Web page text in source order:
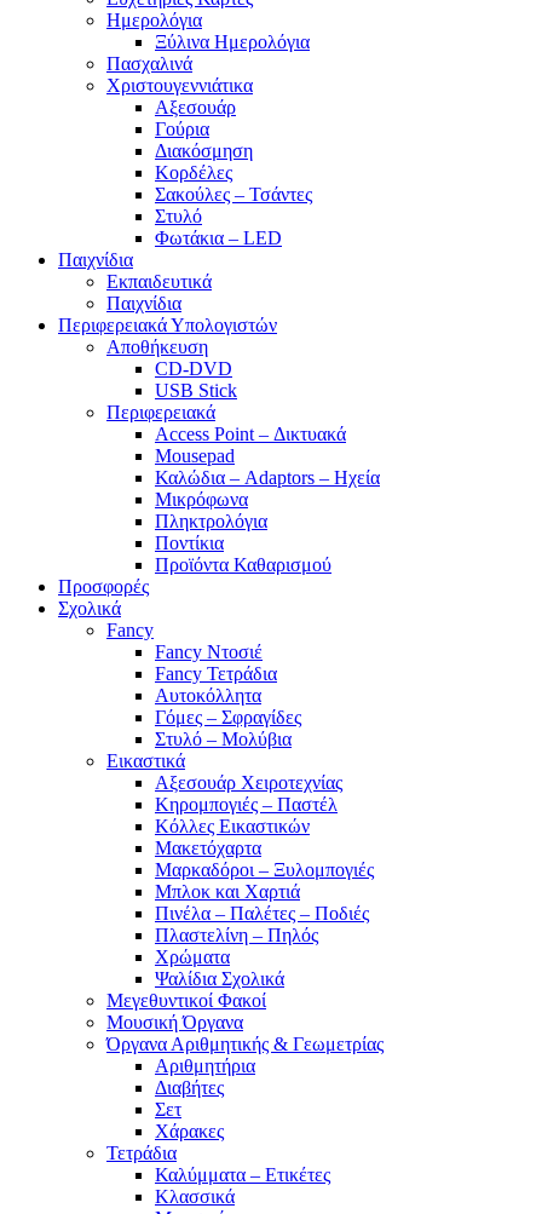
Ημερολόγια
Ξύλινα Ημερολόγια
Πασχαλινά
Χριστουγεννιάτικα
Αξεσουάρ
Γούρια
Διακόσμηση
Κορδέλες
Σακούλες – Τσάντες
Στυλό
Φωτάκια – LED
Παιχνίδια
Εκπαιδευτικά
Παιχνίδια
Περιφερειακά Υπολογιστών
Αποθήκευση
CD-DVD
USB Stick
Περιφερειακά
Access Point – Δικτυακά
Mousepad
Καλώδια – Adaptors – Ηχεία
Μικρόφωνα
Πληκτρολόγια
Ποντίκια
Προϊόντα Καθαρισμού
Προσφορές
Σχολικά
Fancy
Fancy Ντοσιέ
Fancy Τετράδια
Αυτοκόλλητα
Γόμες – Σφραγίδες
Στυλό – Μολύβια
Εικαστικά
Αξεσουάρ Χειροτεχνίας
Κηρομπογιές – Παστέλ
Κόλλες Εικαστικών
Μακετόχαρτα
Μαρκαδόροι – Ξυλομπογιές
Μπλοκ και Χαρτιά
Πινέλα – Παλέτες – Ποδιές
Πλαστελίνη – Πηλός
Χρώματα
Ψαλίδια Σχολικά
Μεγεθυντικοί Φακοί
Μουσική Όργανα
Όργανα Αριθμητικής & Γεωμετρίας
Αριθμητήρια
Διαβήτες
Σετ
Χάρακες
Τετράδια
Καλύμματα – Ετικέτες
Κλασσικά